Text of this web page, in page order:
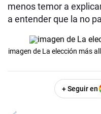
menos temor a
a entender que la no
imagen de La elección más
+ Seguir en